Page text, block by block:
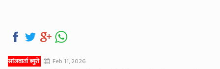
सांजवार्ता ब्युरो Feb 11, 2026